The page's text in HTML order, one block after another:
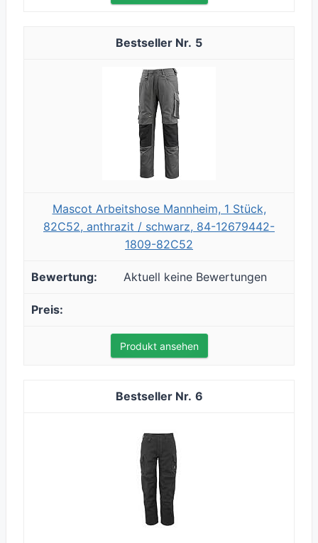
5
Mascot Arbeitshose Mannheim, 1 Stück,
82C52, anthrazit / schwarz, 84-12679442-
1809-82C52
Aktuell keine Bewertungen
Produkt ansehen
6